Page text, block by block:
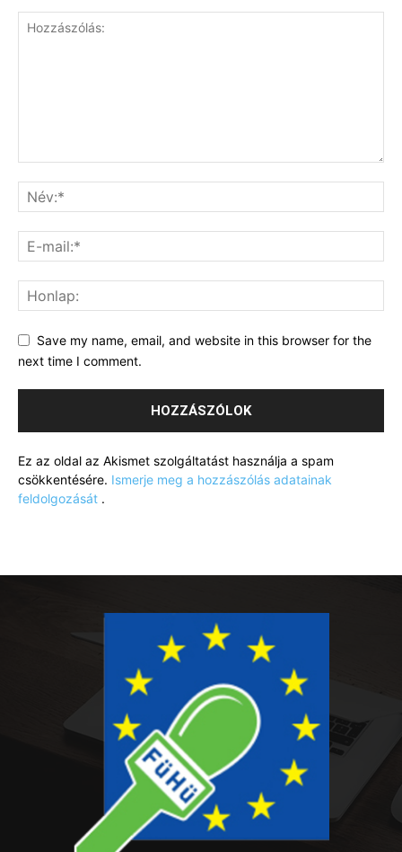
Save my name, email, and website in this browser for the
next time I comment.
Ez az oldal az Akismet szolgáltatást használja a spam
csökkentésére. Ismerje meg a hozzászólás adatainak
feldolgozását .